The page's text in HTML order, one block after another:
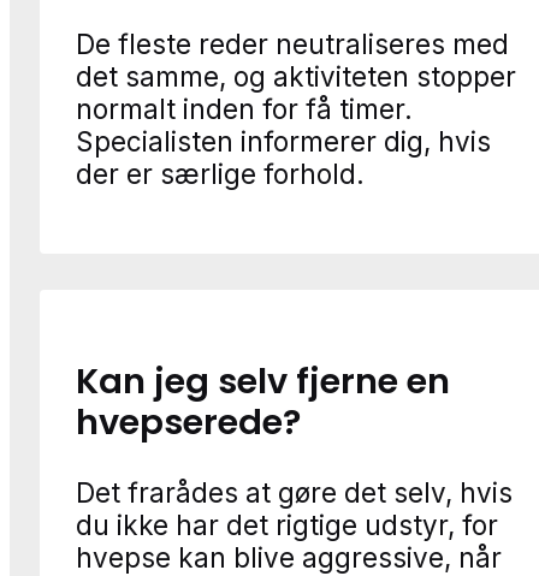
De fleste reder neutraliseres med
det samme, og aktiviteten stopper
normalt inden for få timer.
Specialisten informerer dig, hvis
der er særlige forhold.
Kan jeg selv fjerne en
hvepserede?
Det frarådes at gøre det selv, hvis
du ikke har det rigtige udstyr, for
hvepse kan blive aggressive, når